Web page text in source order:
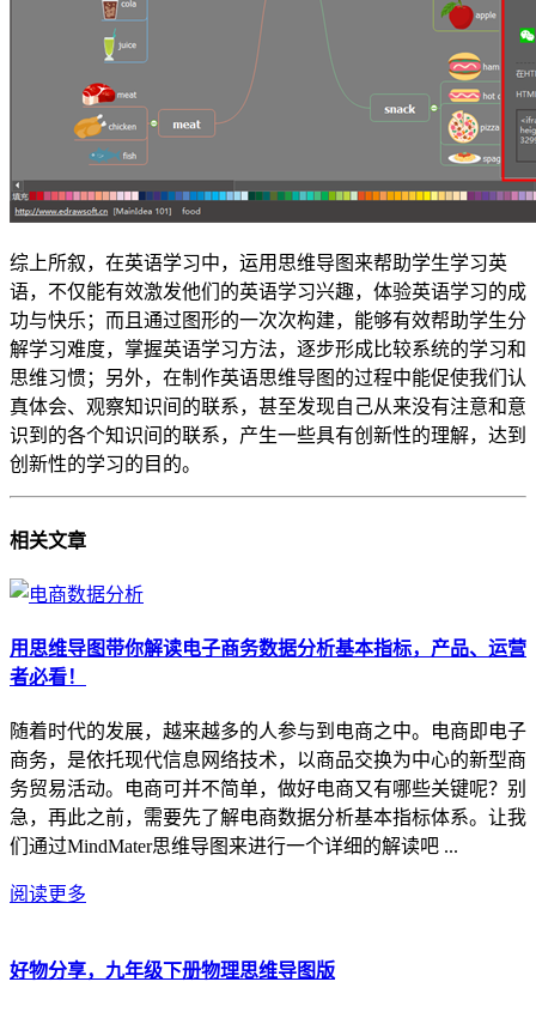
综上所叙，在英语学习中，运用思维导图来帮助学生学习英
语，不仅能有效激发他们的英语学习兴趣，体验英语学习的成
功与快乐；而且通过图形的一次次构建，能够有效帮助学生分
解学习难度，掌握英语学习方法，逐步形成比较系统的学习和
思维习惯；另外，在制作英语思维导图的过程中能促使我们认
真体会、观察知识间的联系，甚至发现自己从来没有注意和意
识到的各个知识间的联系，产生一些具有创新性的理解，达到
创新性的学习的目的。
相关文章
用思维导图带你解读电子商务数据分析基本指标，产品、运营
者必看！
随着时代的发展，越来越多的人参与到电商之中。电商即电子
商务，是依托现代信息网络技术，以商品交换为中心的新型商
务贸易活动。电商可并不简单，做好电商又有哪些关键呢？别
急，再此之前，需要先了解电商数据分析基本指标体系。让我
们通过MindMater思维导图来进行一个详细的解读吧 ...
阅读更多
好物分享，九年级下册物理思维导图版